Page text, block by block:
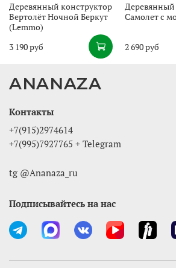
Деревянный конструктор
Вертолёт Ночной Беркут
(Lemmo)
3 190 руб
Деревянный
Самолет с
2 690 руб
ANANAZA
Контакты
+7(915)2974614
+7(995)7927765 + Telegram
tg @Ananaza_ru
Подписывайтесь на нас